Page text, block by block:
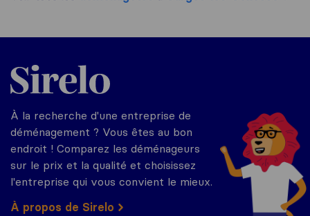
Sirelo.fr
À la recherche d'une entreprise de
déménagement ? Vous êtes au bon
endroit ! Comparez les déménageurs
sur le prix et la qualité et choisissez
l'entreprise qui vous convient le mieux.
À propos de Sirelo